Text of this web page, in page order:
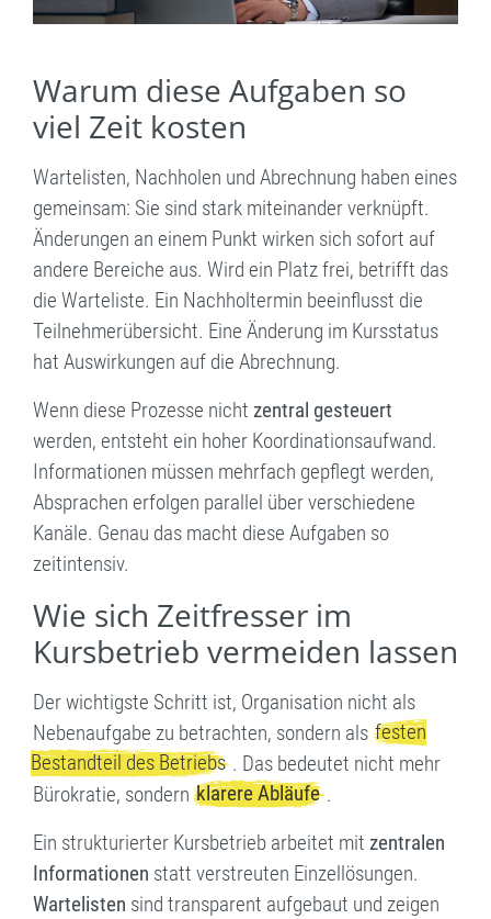
Warum diese Aufgaben so
viel Zeit kosten
Wartelisten, Nachholen und Abrechnung haben eines
gemeinsam: Sie sind stark miteinander verknüpft.
Änderungen an einem Punkt wirken sich sofort auf
andere Bereiche aus. Wird ein Platz frei, betrifft das
die Warteliste. Ein Nachholtermin beeinflusst die
Teilnehmerübersicht. Eine Änderung im Kursstatus
hat Auswirkungen auf die Abrechnung.
Wenn diese Prozesse nicht zentral gesteuert
werden, entsteht ein hoher Koordinationsaufwand.
Informationen müssen mehrfach gepflegt werden,
Absprachen erfolgen parallel über verschiedene
Kanäle. Genau das macht diese Aufgaben so
zeitintensiv.
Wie sich Zeitfresser im
Kursbetrieb vermeiden lassen
Der wichtigste Schritt ist, Organisation nicht als
Nebenaufgabe zu betrachten, sondern alsfesten
Bestandteil des Betriebs . Das bedeutet nicht mehr
Bürokratie, sondernklarere Abläufe .
Ein strukturierter Kursbetrieb arbeitet mit zentralen
Informationen statt verstreuten Einzellösungen.
Wartelisten sind transparent aufgebaut und zeigen